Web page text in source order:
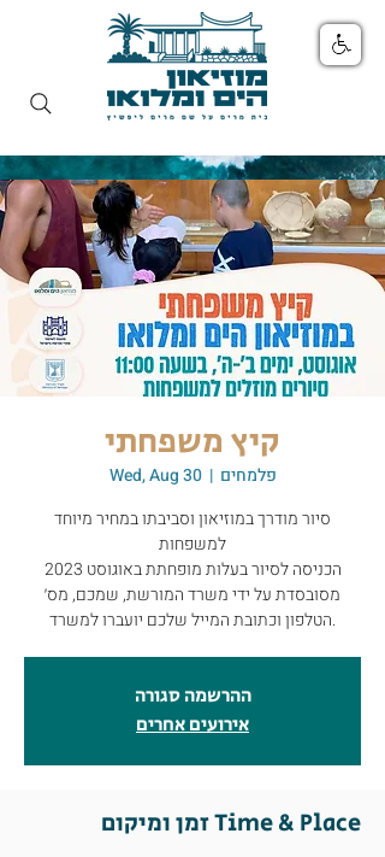
קיץ משפחתי
Wed, Aug 30
  |
פלמחים
סיור מודרך במוזיאון וסביבתו במחיר מיוחד
למשפחות
הכניסה לסיור בעלות מופחתת באוגוסט 2023
מסובסדת על ידי משרד המורשת, שמכם, מס׳
ההרשמה סגורה
אירועים אחרים
זמן ומיקום Time & Place